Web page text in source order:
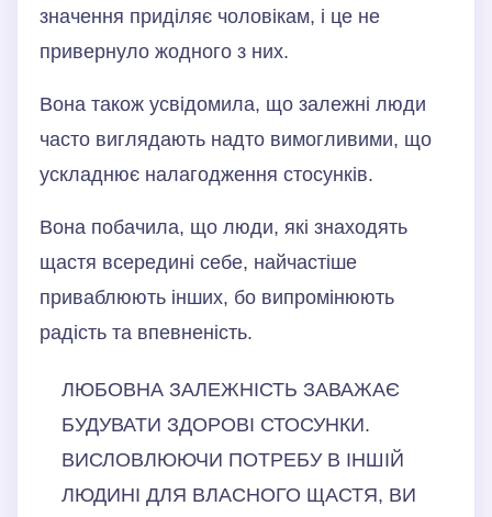
значення приділяє чоловікам, і це не
привернуло жодного з них.
Вона також усвідомила, що залежні люди
часто виглядають надто вимогливими, що
ускладнює налагодження стосунків.
Вона побачила, що люди, які знаходять
щастя всередині себе, найчастіше
приваблюють інших, бо випромінюють
радість та впевненість.
ЛЮБОВНА ЗАЛЕЖНІСТЬ ЗАВАЖАЄ
БУДУВАТИ ЗДОРОВІ СТОСУНКИ.
ВИСЛОВЛЮЮЧИ ПОТРЕБУ В ІНШІЙ
ЛЮДИНІ ДЛЯ ВЛАСНОГО ЩАСТЯ, ВИ